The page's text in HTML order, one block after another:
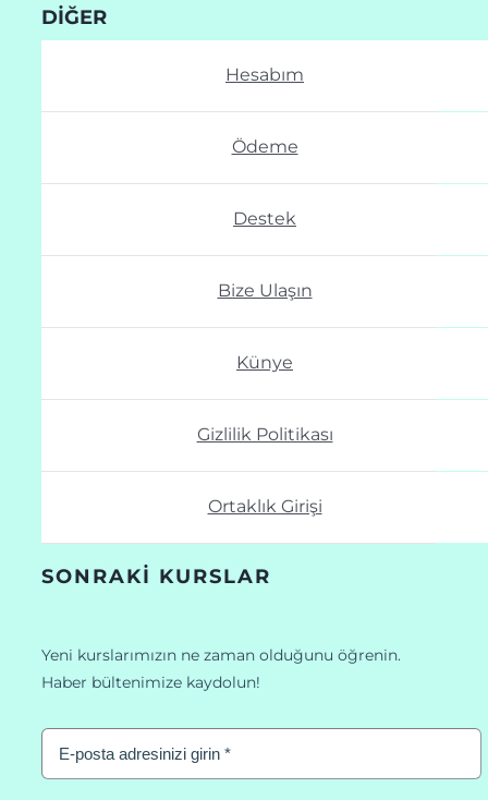
DIĞER
Hesabım
Ödeme
Destek
Bize Ulaşın
Künye
Gizlilik Politikası
Ortaklık Girişi
SONRAKI KURSLAR
Yeni kurslarımızın ne zaman olduğunu öğrenin.
Haber bültenimize kaydolun!